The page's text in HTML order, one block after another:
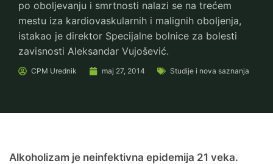
po oboljevanju i smrtnosti nalazi se na trećem
mestu iza kardiovaskularnih i malignih oboljenja,
istakao je direktor Specijalne bolnice za bolesti
zavisnosti Aleksandar Vujošević.
CPM Urednik maj 27, 2014 Studije i nova saznanja
Alkoholizam je neinfektivna epidemija 21 veka.